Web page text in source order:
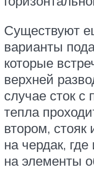
Существуют
варианты
которые
верхней
случае сток с
тепла
втором, стояк
на чердак,
на элементы